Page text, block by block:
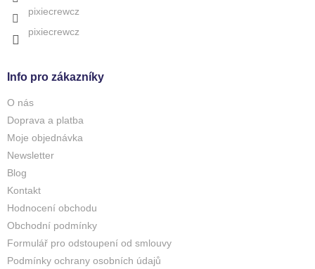
pixiecrewcz
pixiecrewcz
Info pro zákazníky
O nás
Doprava a platba
Moje objednávka
Newsletter
Blog
Kontakt
Hodnocení obchodu
Obchodní podmínky
Formulář pro odstoupení od smlouvy
Podmínky ochrany osobních údajů